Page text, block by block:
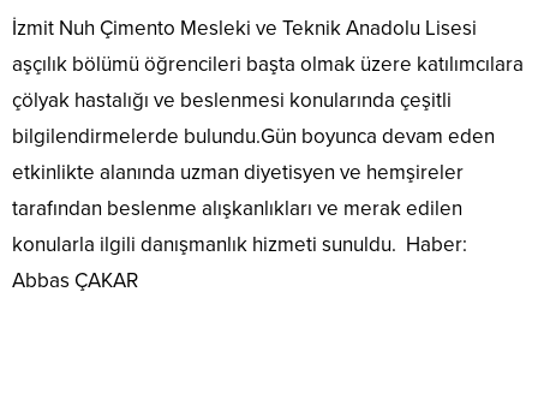
İzmit Nuh Çimento Mesleki ve Teknik Anadolu Lisesi
aşçılık bölümü öğrencileri başta olmak üzere katılımcılara
çölyak hastalığı ve beslenmesi konularında çeşitli
bilgilendirmelerde bulundu.Gün boyunca devam eden
etkinlikte alanında uzman diyetisyen ve hemşireler
tarafından beslenme alışkanlıkları ve merak edilen
konularla ilgili danışmanlık hizmeti sunuldu. Haber:
Abbas ÇAKAR